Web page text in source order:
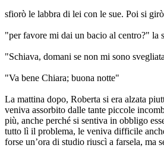
sfiorò le labbra di lei con le sue. Poi si
"per favore mi dai un bacio al centro?" la
"Schiava, domani se non mi sono
"Va bene Chiara; buona notte"
La mattina dopo, Roberta si era alzata
veniva assorbito dalle tante piccole
più, anche perché si sentiva in obbligo
tutto lì il problema, le veniva difficile
forse un’ora di studio riuscì a farsela, ma